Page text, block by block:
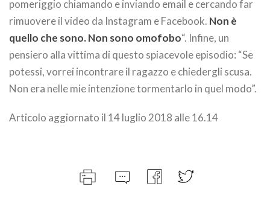
pomeriggio chiamando e inviando email e cercando far
rimuovere il video da Instagram e Facebook. Non è
quello che sono. Non sono omofobo“. Infine, un
pensiero alla vittima di questo spiacevole episodio: “Se
potessi, vorrei incontrare il ragazzo e chiedergli scusa.
Non era nelle mie intenzione tormentarlo in quel modo”.
Articolo aggiornato il 14 luglio 2018 alle 16.14